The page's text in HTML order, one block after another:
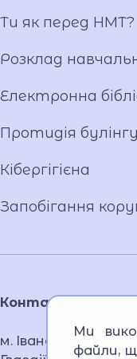
Контакти
м. Івано-
Відеогалерея
Вакансії
Публічна
Ти як перед НМТ?
Розклад
Електронна
Протидія булінгу
Кібергігієна
Запобігання
Ми
файли,